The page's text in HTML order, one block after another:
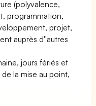
(polyvalence,
programmation,
projet,
auprès d''autres
jours fériés et
la mise au point,